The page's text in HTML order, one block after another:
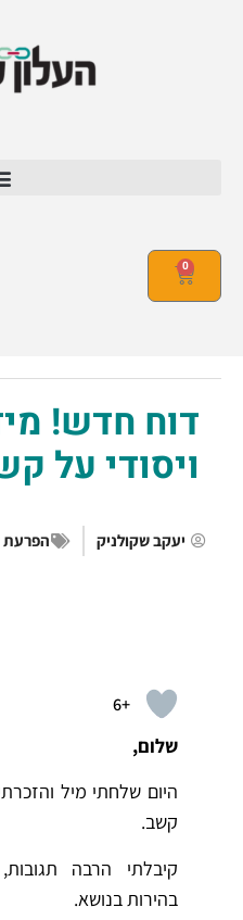
0
דוח חדש!
ויסודי על
יעקב שקולניק הפרעת
+6
שלום,
היום שלחתי מיל
קשב.
קיבלתי הרבה
בהירות בנושא.